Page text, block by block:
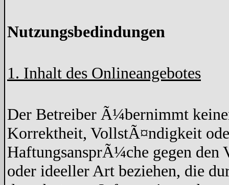
Nutzungsbedindungen
1. Inhalt des Onlineangebotes
Der Betreiber Ã¼bernimmt
Korrektheit, VollstÃ¤ndigkeit
HaftungsansprÃ¼che gegen den
oder ideeller Art beziehen, die